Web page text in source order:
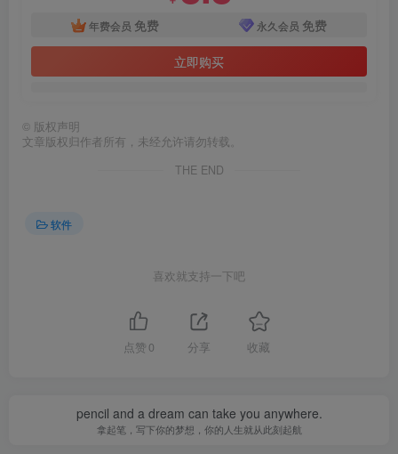
年费会员 免费 永久会员 免费
立即购买
© 版权声明
文章版权归作者所有，未经允许请勿转载。
THE END
软件
喜欢就支持一下吧
点赞 0 分享 收藏
pencil and a dream can take you anywhere.
拿起笔，写下你的梦想，你的人生就从此刻起航